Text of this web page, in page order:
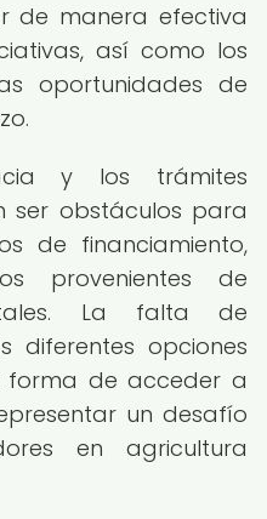
de manera efectiva
así como los
oportunidades de
y los trámites
ser obstáculos para
de financiamiento,
provenientes de
La falta de
diferentes opciones
forma de acceder a
un desafío
en agricultura